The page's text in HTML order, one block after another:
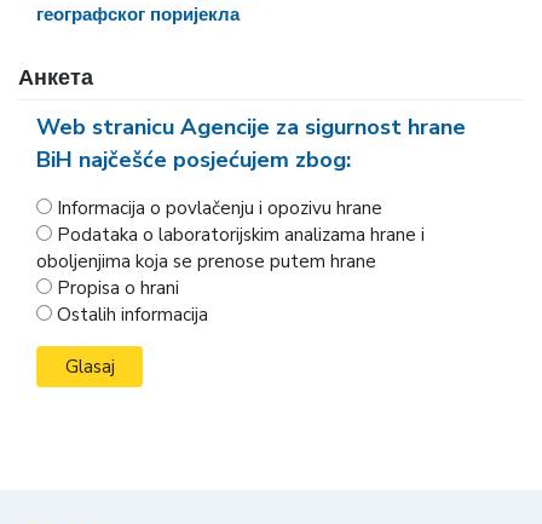
географског поријекла
Анкета
Web stranicu Agencije za sigurnost hrane
BiH najčešće posjećujem zbog:
Informacija o povlačenju i opozivu hrane
Podataka o laboratorijskim analizama hrane i
oboljenjima koja se prenose putem hrane
Propisa o hrani
Ostalih informacija